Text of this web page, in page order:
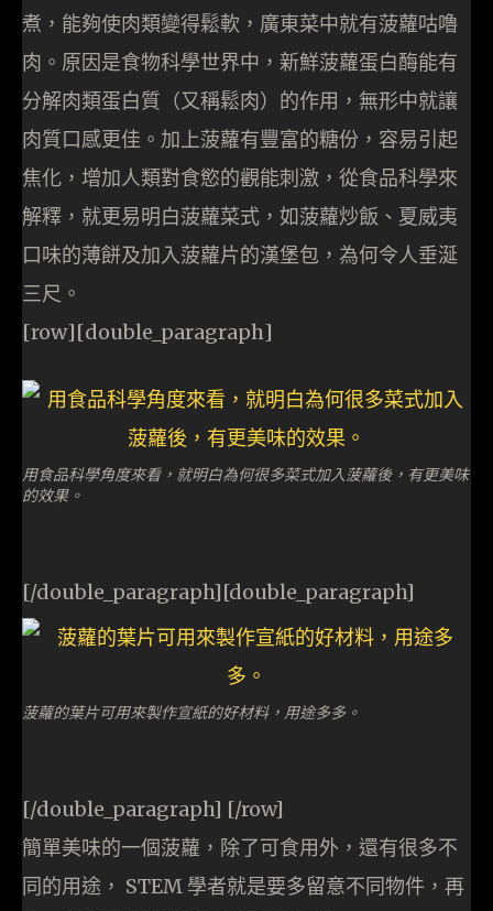
煮，能夠使肉類變得鬆軟，廣東菜中就有菠蘿咕嚕
肉。原因是食物科學世界中，新鮮菠蘿蛋白酶能有
分解肉類蛋白質（又稱鬆肉）的作用，無形中就讓
肉質口感更佳。加上菠蘿有豐富的糖份，容易引起
焦化，增加人類對食慾的觀能刺激，從食品科學來
解釋，就更易明白菠蘿菜式，如菠蘿炒飯、夏威夷
口味的薄餅及加入菠蘿片的漢堡包，為何令人垂涎
三尺。
[row][double_paragraph]
用食品科學角度來看，就明白為何很多菜式加入菠蘿後，有更美味
的效果。
[/double_paragraph][double_paragraph]
菠蘿的葉片可用來製作宣紙的好材料，用途多多。
[/double_paragraph] [/row]
簡單美味的一個菠蘿，除了可食用外，還有很多不
同的用途， STEM 學者就是要多留意不同物件，再